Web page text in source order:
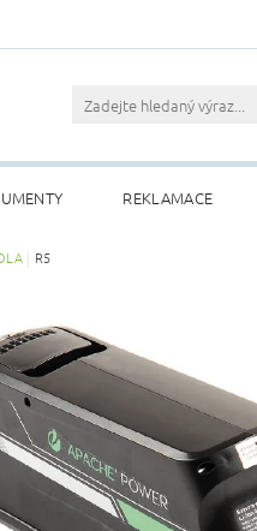
REKLAMACE
R5